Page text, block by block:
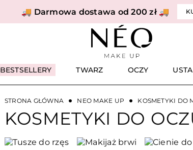
🚚 Darmowa dostawa od 200 zł 🚚
BESTSELLERY TWARZ OCZY USTA
STRONA GŁÓWNA NEO MAKE UP KOSMETYKI DO
KOSMETYKI DO